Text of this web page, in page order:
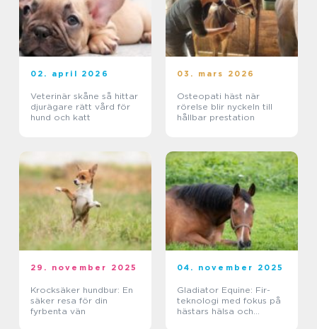
02. april 2026
Veterinär skåne så hittar
djurägare rätt vård för
hund och katt
03. mars 2026
Osteopati häst när
rörelse blir nyckeln till
hållbar prestation
29. november 2025
Krocksäker hundbur: En
säker resa för din
fyrbenta vän
04. november 2025
Gladiator Equine: Fir-
teknologi med fokus på
hästars hälsa och